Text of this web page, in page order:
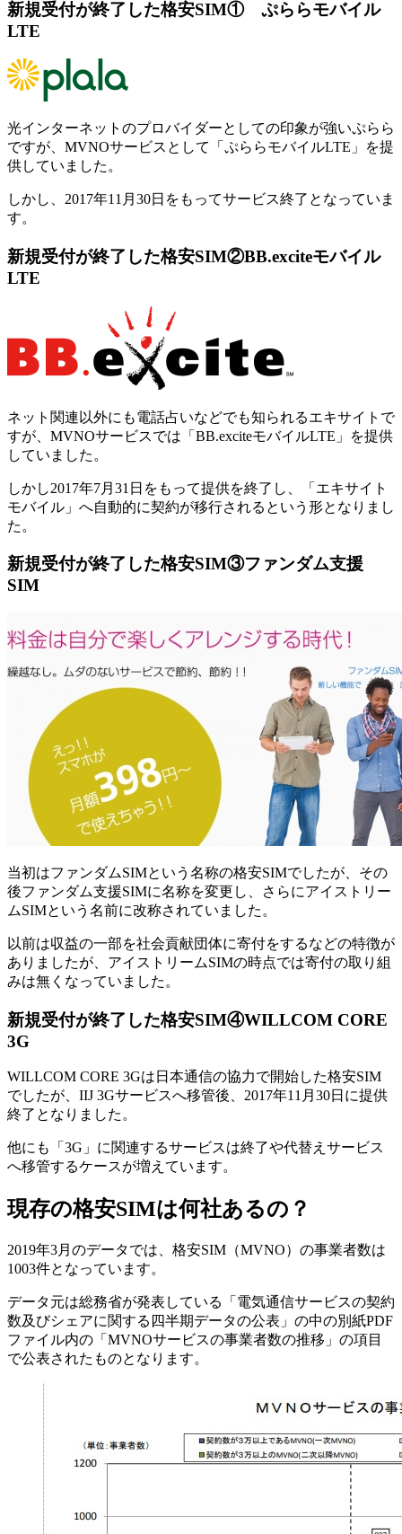
新規受付が終了した格安SIM① ぷららモバイル
LTE
光インターネットのプロバイダーとしての印象が強いぷらら
ですが、MVNOサービスとして「ぷららモバイルLTE」を提
供していました。
しかし、2017年11月30日をもってサービス終了となっていま
す。
新規受付が終了した格安SIM②BB.exciteモバイル
LTE
ネット関連以外にも電話占いなどでも知られるエキサイトで
すが、MVNOサービスでは「BB.exciteモバイルLTE」を提供
していました。
しかし2017年7月31日をもって提供を終了し、「エキサイト
モバイル」へ自動的に契約が移行されるという形となりまし
た。
新規受付が終了した格安SIM③ファンダム支援
SIM
当初はファンダムSIMという名称の格安SIMでしたが、その
後ファンダム支援SIMに名称を変更し、さらにアイストリー
ムSIMという名前に改称されていました。
以前は収益の一部を社会貢献団体に寄付をするなどの特徴が
ありましたが、アイストリームSIMの時点では寄付の取り組
みは無くなっていました。
新規受付が終了した格安SIM④WILLCOM CORE
3G
WILLCOM CORE 3Gは日本通信の協力で開始した格安SIM
でしたが、IIJ 3Gサービスへ移管後、2017年11月30日に提供
終了となりました。
他にも「3G」に関連するサービスは終了や代替えサービス
へ移管するケースが増えています。
現存の格安SIMは何社あるの？
2019年3月のデータでは、格安SIM（MVNO）の事業者数は
1003件となっています。
データ元は総務省が発表している「電気通信サービスの契約
数及びシェアに関する四半期データの公表」の中の別紙PDF
ファイル内の「MVNOサービスの事業者数の推移」の項目
で公表されたものとなります。